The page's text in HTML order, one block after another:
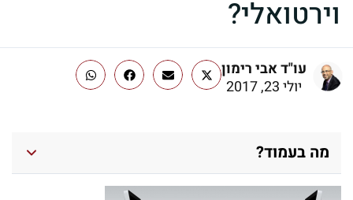
וירטואלי?
עו"ד אבי רימון
יולי 23, 2017
מה בעמוד?